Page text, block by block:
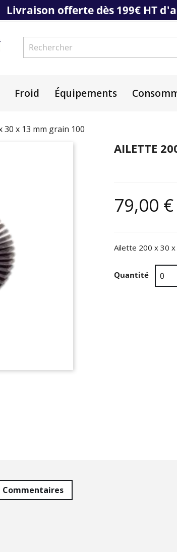
Livraison offerte dès 199€ HT
Froid Équipements
30 x 13 mm grain 100
AILETTE
79,00 €
Ailette 200 x 30
Quantité
Commentaires